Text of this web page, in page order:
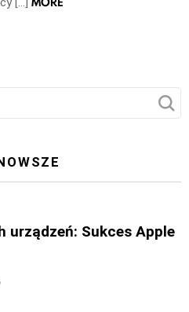
urządzeń: Sukces Apple